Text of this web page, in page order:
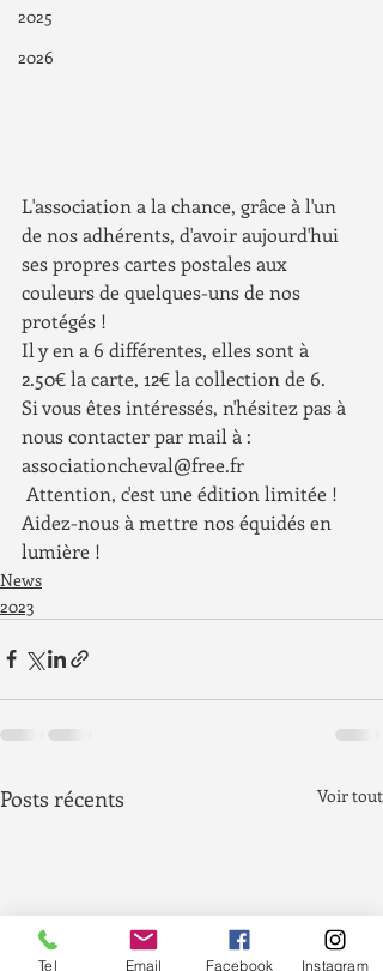
2025
2026
L'association a la chance, grâce à l'un
de nos adhérents, d'avoir aujourd'hui
ses propres cartes postales aux
couleurs de quelques-uns de nos
protégés !
Il y en a 6 différentes, elles sont à
2.50€ la carte, 12€ la collection de 6.
Si vous êtes intéressés, n'hésitez pas à
nous contacter par mail à :
associationcheval@free.fr
Attention, c'est une édition limitée !
Aidez-nous à mettre nos équidés en
lumière !
News
2023
Posts récents Voir tout
Tel Email Facebook Instagram